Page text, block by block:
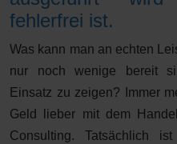
fehlerfrei ist.
Was kann man an echten
nur noch wenige bereit
Einsatz zu zeigen? Immer
Geld lieber mit dem
Consulting. Tatsächlich